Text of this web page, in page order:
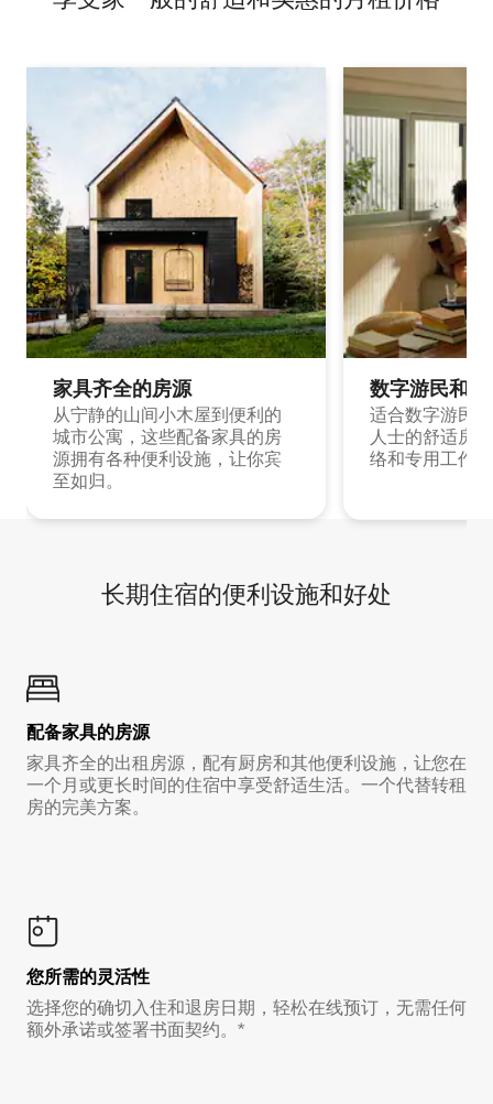
家具齐全的房源
从宁静的山间小木屋到便利的
城市公寓，这些配备家具的房
源拥有各种便利设施，让你宾
至如归。
数字游民和
适合数字游民
人士的舒适房
络和专用工作
长期住宿的便利设施和好处
配备家具的房源
家具齐全的出租房源，配有厨房和其他便利设施，让您在
一个月或更长时间的住宿中享受舒适生活。一个代替转租
房的完美方案。
您所需的灵活性
选择您的确切入住和退房日期，轻松在线预订，无需任何
额外承诺或签署书面契约。*